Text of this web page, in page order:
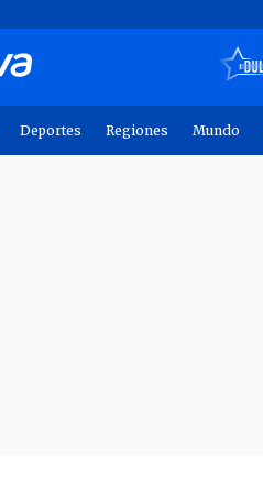
Deportes Regiones Mundo